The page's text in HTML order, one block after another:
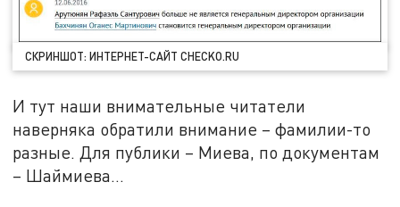
СКРИНШОТ: ИНТЕРНЕТ-САЙТ CHECKO.RU
И тут наши внимательные читатели
наверняка обратили внимание – фамилии-то
разные. Для публики – Миева, по документам
– Шаймиева…